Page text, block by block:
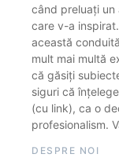
când preluați un
care v-a
această
mult mai multă
că găsiți
siguri că
(cu link), ca o
profesionalism.
DESPRE NOI